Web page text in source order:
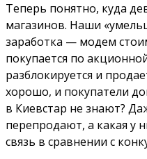
Теперь понятно, куда
магазинов. Наши
заработка — модем
покупается по
разблокируется и
хорошо, и покупатели
в Киевстар не знают?
перепродают, а какая у
связь в сравнении с